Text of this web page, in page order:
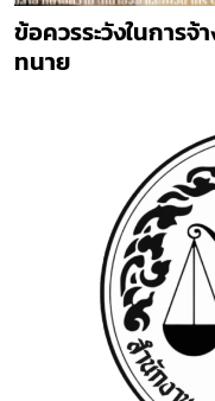
ข้อควรระวังในการจ้
ทนาย